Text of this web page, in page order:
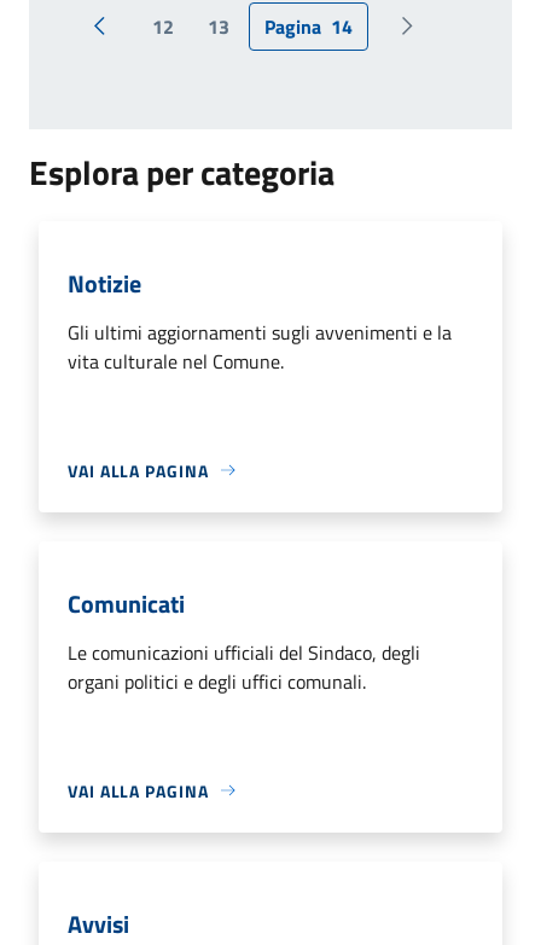
Pagina precedente
12 13 Pagina 14 Pagina
Esplora per categoria
Notizie
Gli ultimi aggiornamenti sugli avvenimenti e la
vita culturale nel Comune.
VAI ALLA PAGINA
Comunicati
Le comunicazioni ufficiali del Sindaco, degli
organi politici e degli uffici comunali.
VAI ALLA PAGINA
Avvisi